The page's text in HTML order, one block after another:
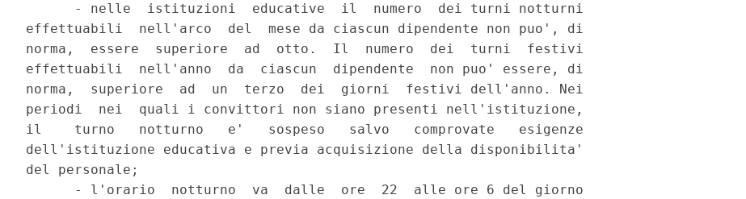
      - nelle  istituzioni  educative  il  numero  dei turni notturni
effettuabili  nell'arco  del  mese da ciascun dipendente non puo', di
norma,  essere  superiore  ad  otto.  Il  numero  dei  turni  festivi
effettuabili  nell'anno  da  ciascun  dipendente  non puo' essere, di
norma,  superiore  ad  un  terzo  dei  giorni  festivi dell'anno. Nei
periodi  nei  quali i convittori non siano presenti nell'istituzione,
il    turno   notturno   e'   sospeso   salvo   comprovate   esigenze
dell'istituzione educativa e previa acquisizione della disponibilita'
del personale;
      - l'orario  notturno  va  dalle  ore  22  alle ore 6 del giorno